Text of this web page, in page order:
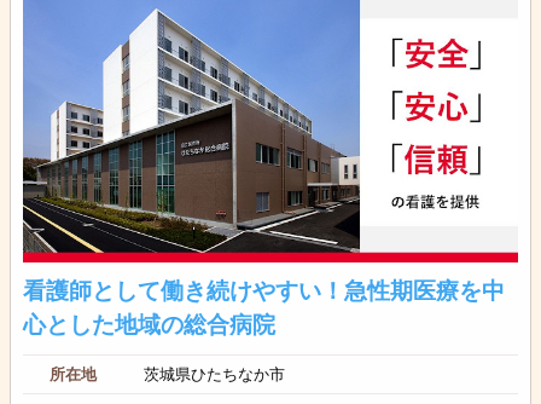
看護師として働き続けやすい！急性期医療を中
心とした地域の総合病院
所在地 茨城県ひたちなか市